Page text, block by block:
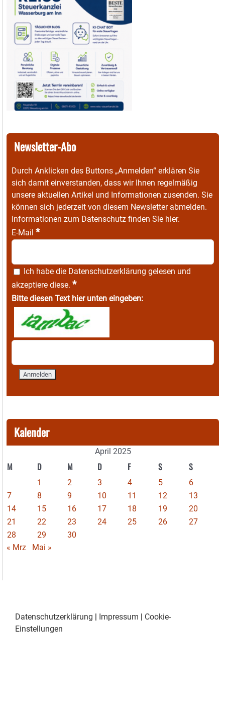
Newsletter-Abo
Durch Anklicken des Buttons „Anmelden“ erklären Sie
sich damit einverstanden, dass wir Ihnen regelmäßig
unsere aktuellen Artikel und Informationen zusenden. Sie
können sich jederzeit von diesem Newsletter abmelden.
Informationen zum Datenschutz finden Sie hier.
E-Mail *
Ich habe die Datenschutzerklärung gelesen und
akzeptiere diese. *
Bitte diesen Text hier unten eingeben:
Kalender
April 2025
M D M D F S S
1 2 3 4 5
6
7
8 9 10 11 12
13
14
15 16 17 18 19
20
21
22 23 24 25 26
27
28
29
30
« Mrz
Mai »
Datenschutzerklärung | Impressum | Cookie-
Einstellungen